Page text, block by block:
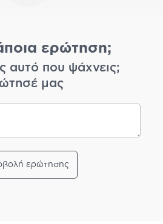
ερώτηση;
αυτό που ψάχνεις;
μας
ερώτησης